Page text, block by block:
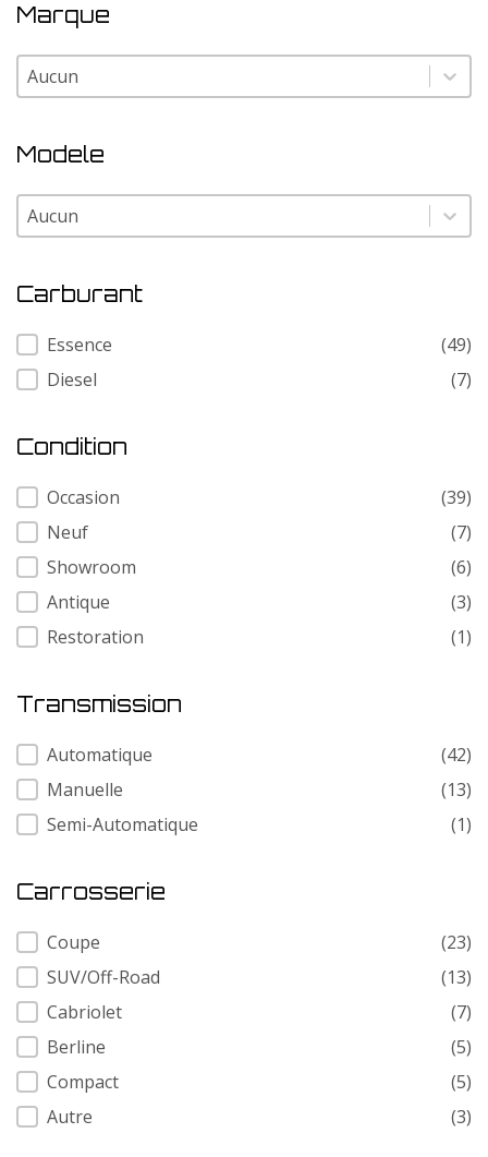
Marque
Marque
Marque
Modele
Modele
Modele
Carburant
Carburant
Essence
(49)
Diesel
(7)
Condition
Condition
Occasion
(39)
Neuf
(7)
Showroom
(6)
Antique
(3)
Restoration
(1)
Transmission
Transmission
Automatique
(42)
Manuelle
(13)
Semi-Automatique
(1)
Carrosserie
Carrosserie
Coupe
(23)
SUV/Off-Road
(13)
Cabriolet
(7)
Berline
(5)
Compact
(5)
Autre
(3)